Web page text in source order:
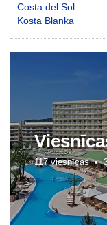
Costa del Sol
Kosta Blanka
117 viesnīcas •